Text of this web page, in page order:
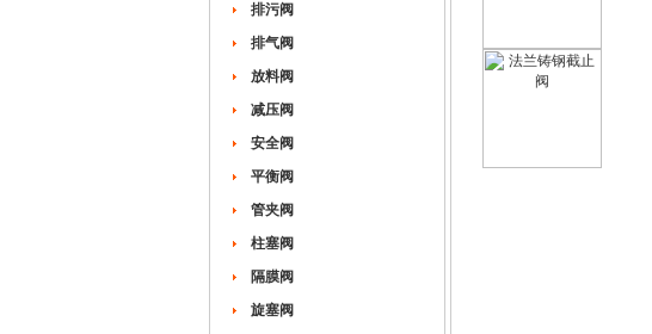
排污阀
排气阀
放料阀
减压阀
安全阀
平衡阀
管夹阀
柱塞阀
隔膜阀
旋塞阀